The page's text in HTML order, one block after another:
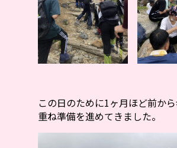
この日のために1ヶ月ほど前か
重ね準備を進めてきました。